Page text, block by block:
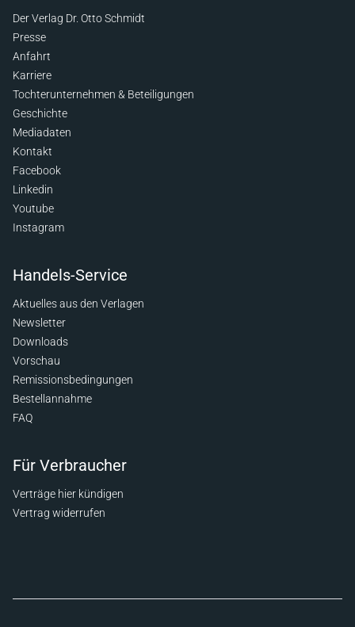
Der Verlag Dr. Otto Schmidt
Presse
Anfahrt
Karriere
Tochterunternehmen & Beteiligungen
Geschichte
Mediadaten
Kontakt
Facebook
Linkedin
Youtube
Instagram
Handels-Service
Aktuelles aus den Verlagen
Newsletter
Downloads
Vorschau
Remissionsbedingungen
Bestellannahme
FAQ
Für Verbraucher
Verträge hier kündigen
Vertrag widerrufen